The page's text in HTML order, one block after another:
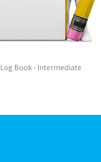
Log Book - Intermediate